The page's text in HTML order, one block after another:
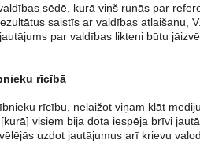
sēdē, kurā viņš runās par
saistīs ar valdības atlaišanu,
par valdības likteni būtu
rīcībā
rīcību, nelaižot viņam klāt
visiem bija dota iespēja brīvi
uzdot jautājumus arī krievu